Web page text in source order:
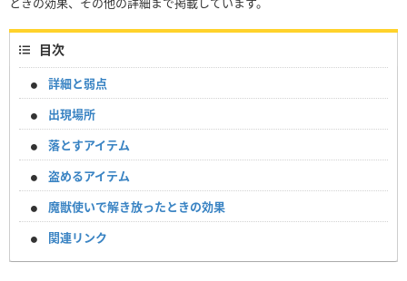
目次
詳細と弱点
出現場所
落とすアイテム
盗めるアイテム
魔獣使いで解き放ったときの効果
関連リンク